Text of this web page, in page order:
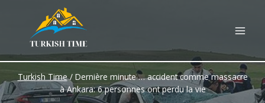
content
Turkish Time/ Dernière minute … accident comme massacre
à Ankara: 6 personnes ont perdu la vie